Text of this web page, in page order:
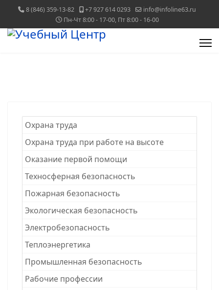
8 (846) 359-13-82 +7 927 614 0293
info@infoline63.ru
Пн-Чт 8:00 - 17-00, Пт 8:00 - 16-00
Охрана труда
Охрана труда при работе на высоте
Оказание первой помощи
Техносферная безопасность
Пожарная безопасность
Экологическая безопасность
Электробезопасность
Теплоэнергетика
Промышленная безопасность
Рабочие професcии